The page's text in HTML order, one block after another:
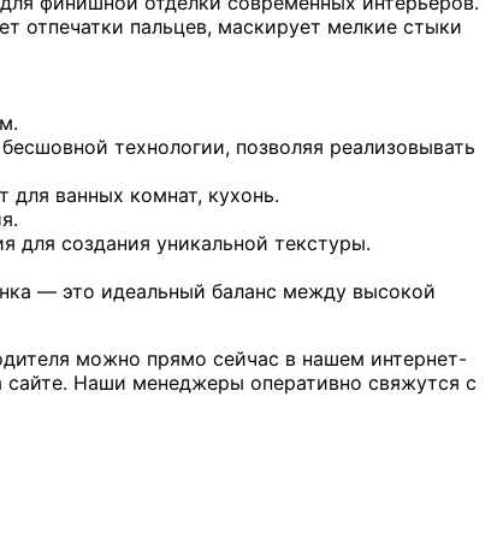
отпечатки пальцев, маскирует мелкие стыки
технологии, позволяя реализовывать
для ванных комнат, кухонь.
для создания уникальной текстуры.
— это идеальный баланс между высокой
можно прямо сейчас в нашем интернет-
сайте. Наши менеджеры оперативно свяжутся с